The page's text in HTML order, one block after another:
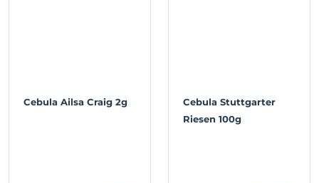
Cebula Ailsa Craig 2g
Cebula Stuttgarter
Riesen 100g